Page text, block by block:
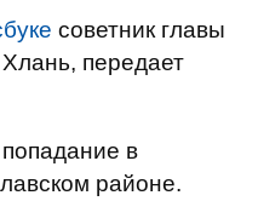
советник главы
передает
в
районе.